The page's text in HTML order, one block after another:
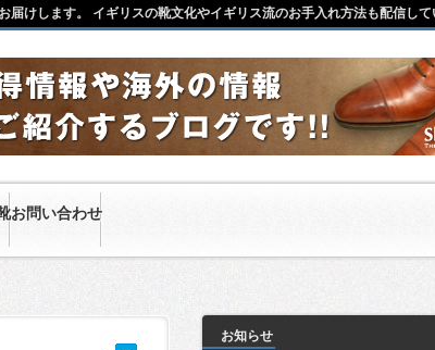
お問い合わせ
けします。 イギリスの靴文化やイギリス流のお手入れ方法も配信して
お知らせ